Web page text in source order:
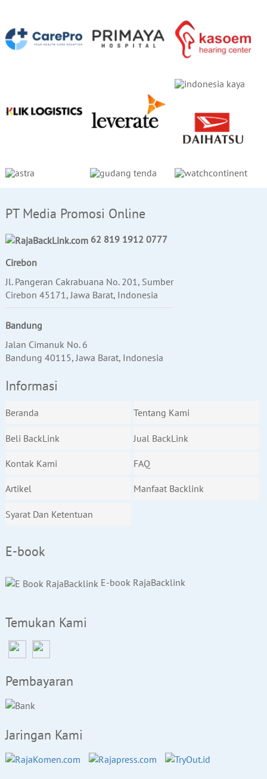
PT Media Promosi Online
62 819 1912 0777
Cirebon
Jl. Pangeran Cakrabuana No. 201, Sumber
Cirebon 45171, Jawa Barat, Indonesia
Bandung
Jalan Cimanuk No. 6
Bandung 40115, Jawa Barat, Indonesia
Informasi
Beranda Tentang Kami
Beli BackLink Jual BackLink
Kontak Kami FAQ
Artikel Manfaat Backlink
Syarat Dan Ketentuan
E-book
E-book RajaBacklink
Temukan Kami
Pembayaran
Jaringan Kami